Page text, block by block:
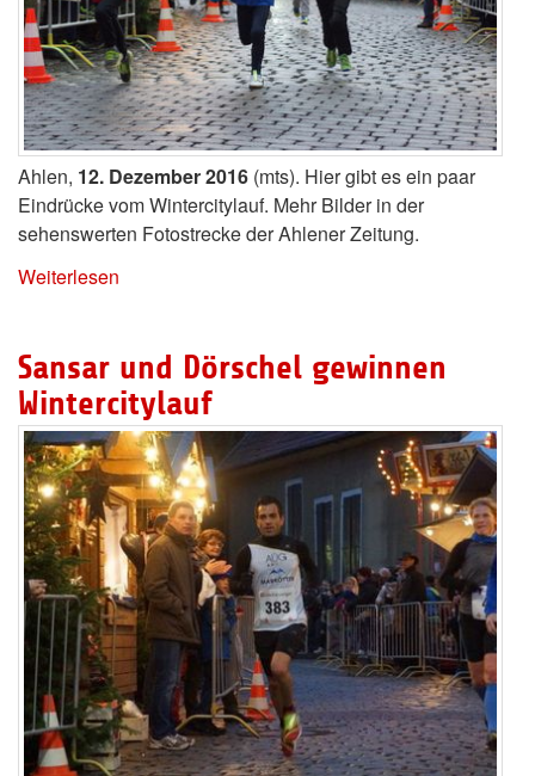
Ahlen, 12. Dezember 2016 (mts). Hier gibt es ein paar
Eindrücke vom Wintercitylauf. Mehr Bilder in der
sehenswerten Fotostrecke der Ahlener Zeitung.
Weiterlesen
Sansar und Dörschel gewinnen
Wintercitylauf